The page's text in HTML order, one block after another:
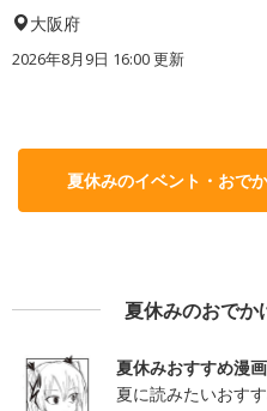
大阪府
2026年8月9日 16:00更新
夏休みのイベント・おで
夏休みのおでか
夏休みおすすめ漫画
夏に読みたいおす